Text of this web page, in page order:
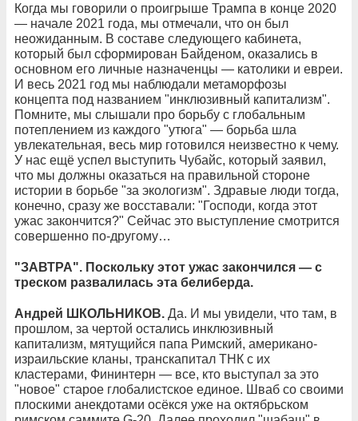
Когда мы говорили о проигрыше Трампа в конце 2020
— начале 2021 года, мы отмечали, что он был
неожиданным. В составе следующего кабинета,
который был сформирован Байденом, оказались в
основном его личные назначенцы — католики и евреи.
И весь 2021 год мы наблюдали метаморфозы
концепта под названием "инклюзивный капитализм".
Помните, мы слышали про борьбу с глобальным
потеплением из каждого "утюга" — борьба шла
увлекательная, весь мир готовился неизвестно к чему.
У нас ещё успел выступить Чубайс, который заявил,
что мы должны оказаться на правильной стороне
истории в борьбе "за экологизм". Здравые люди тогда,
конечно, сразу же восставали: "Господи, когда этот
ужас закончится?" Сейчас это выступление смотрится
совершенно по-другому…
"ЗАВТРА". Поскольку этот ужас закончился — с
треском развалилась эта белиберда.
Андрей ШКОЛЬНИКОВ. Да. И мы увидели, что там, в
прошлом, за чертой остались инклюзивный
капитализм, мятущийся папа Римский, американо-
израильские кланы, транскапитал ТНК с их
кластерами, Фининтерн — все, кто выступал за это
"новое" старое глобалистское единое. Шваб со своими
плоскими анекдотами осёкся уже на октябрьском